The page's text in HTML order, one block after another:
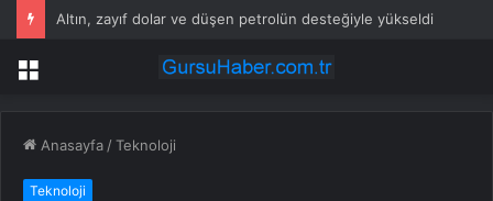
Altın, zayıf dolar ve düşen petrolün desteğiyle yükseldi
Menü
Anasayfa /Teknoloji
Teknoloji